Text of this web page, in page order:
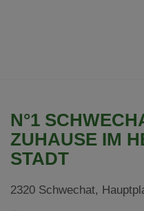
N°1
ZUHAUSE IM
STADT
2320 Schwechat,